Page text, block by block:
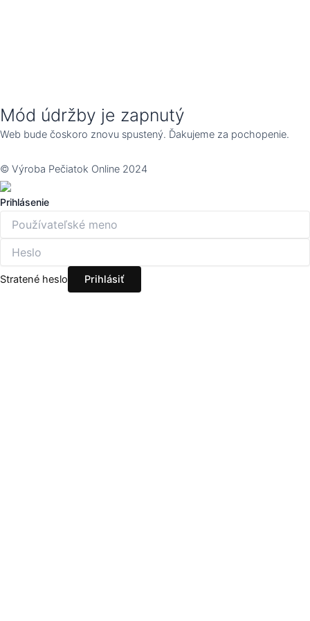
Mód údržby je zapnutý
Web bude čoskoro znovu spustený. Ďakujeme za pochopenie.
© Výroba Pečiatok Online 2024
Prihlásenie
Stratené heslo